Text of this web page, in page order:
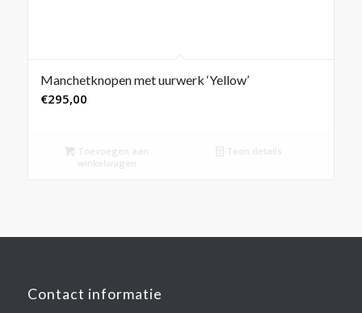
Manchetknopen met uurwerk ‘Yellow’
€295,00
Toevoegen aan
winkelwagen
Toon details
Contact informatie